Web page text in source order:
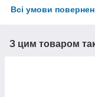
Всі умови
З цим товаром